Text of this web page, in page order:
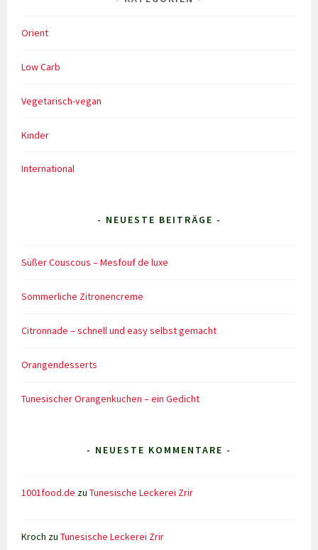
Orient
Low Carb
Vegetarisch-vegan
Kinder
International
- NEUESTE BEITRÄGE -
Süßer Couscous – Mesfouf de luxe
Sommerliche Zitronencreme
Citronnade – schnell und easy selbst gemacht
Orangendesserts
Tunesischer Orangenkuchen – ein Gedicht
- NEUESTE KOMMENTARE -
1001food.de zuTunesische Leckerei Zrir
Kroch zuTunesische Leckerei Zrir